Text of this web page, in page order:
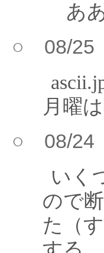
あ
○ 08/25
月曜
○ 08/24
いく
ので
た（